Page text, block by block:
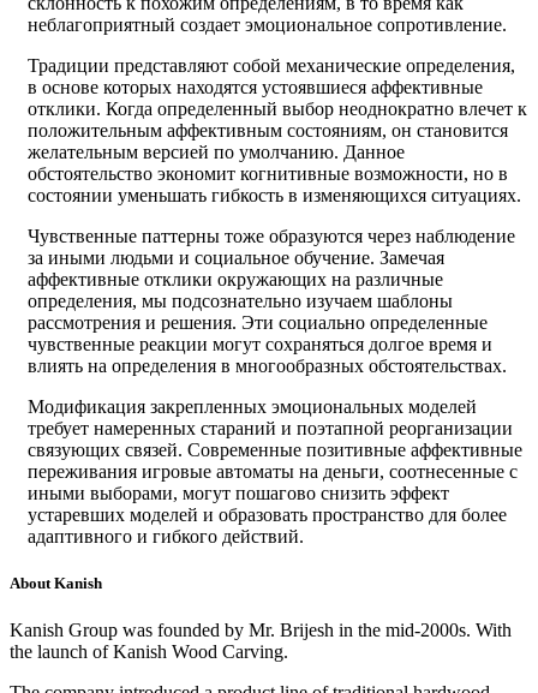
неблагоприятный создает эмоциональное сопротивление.
Традиции представляют собой механические определения,
в основе которых находятся устоявшиеся аффективные
отклики. Когда определенный выбор неоднократно влечет к
положительным аффективным состояниям, он становится
желательным версией по умолчанию. Данное
обстоятельство экономит когнитивные возможности, но в
состоянии уменьшать гибкость в изменяющихся ситуациях.
Чувственные паттерны тоже образуются через наблюдение
за иными людьми и социальное обучение. Замечая
аффективные отклики окружающих на различные
определения, мы подсознательно изучаем шаблоны
рассмотрения и решения. Эти социально определенные
чувственные реакции могут сохраняться долгое время и
влиять на определения в многообразных обстоятельствах.
Модификация закрепленных эмоциональных моделей
требует намеренных стараний и поэтапной реорганизации
связующих связей. Современные позитивные аффективные
переживания игровые автоматы на деньги, соотнесенные с
иными выборами, могут пошагово снизить эффект
устаревших моделей и образовать пространство для более
адаптивного и гибкого действий.
About Kanish
Kanish Group was founded by Mr. Brijesh in the mid-2000s. With
the launch of Kanish Wood Carving.